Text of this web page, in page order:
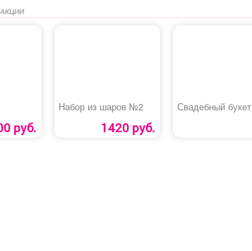
руб.
Набор из шаров №2
1420 руб.
Свадебный букет